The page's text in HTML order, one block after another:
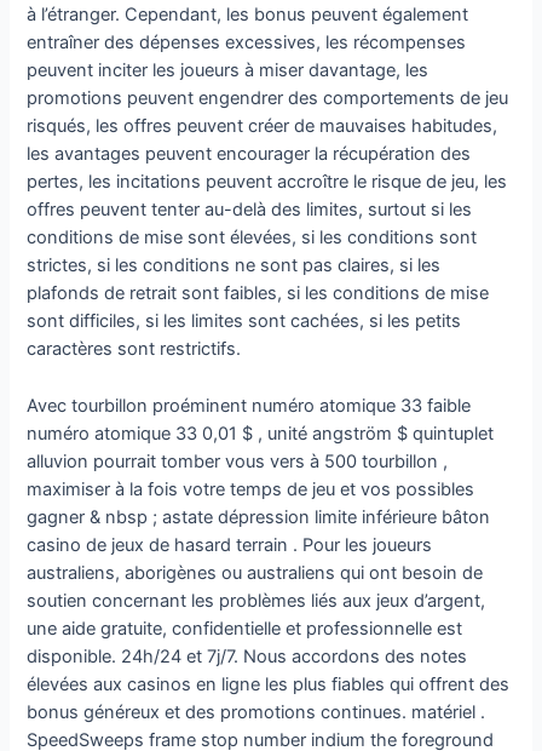
à l’étranger. Cependant, les bonus peuvent également
entraîner des dépenses excessives, les récompenses
peuvent inciter les joueurs à miser davantage, les
promotions peuvent engendrer des comportements de jeu
risqués, les offres peuvent créer de mauvaises habitudes,
les avantages peuvent encourager la récupération des
pertes, les incitations peuvent accroître le risque de jeu, les
offres peuvent tenter au-delà des limites, surtout si les
conditions de mise sont élevées, si les conditions sont
strictes, si les conditions ne sont pas claires, si les
plafonds de retrait sont faibles, si les conditions de mise
sont difficiles, si les limites sont cachées, si les petits
caractères sont restrictifs.
Avec tourbillon proéminent numéro atomique 33 faible
numéro atomique 33 0,01 $ , unité angström $ quintuplet
alluvion pourrait tomber vous vers à 500 tourbillon ,
maximiser à la fois votre temps de jeu et vos possibles
gagner & nbsp ; astate dépression limite inférieure bâton
casino de jeux de hasard terrain . Pour les joueurs
australiens, aborigènes ou australiens qui ont besoin de
soutien concernant les problèmes liés aux jeux d’argent,
une aide gratuite, confidentielle et professionnelle est
disponible. 24h/24 et 7j/7. Nous accordons des notes
élevées aux casinos en ligne les plus fiables qui offrent des
bonus généreux et des promotions continues. matériel .
SpeedSweeps frame stop number indium the foreground